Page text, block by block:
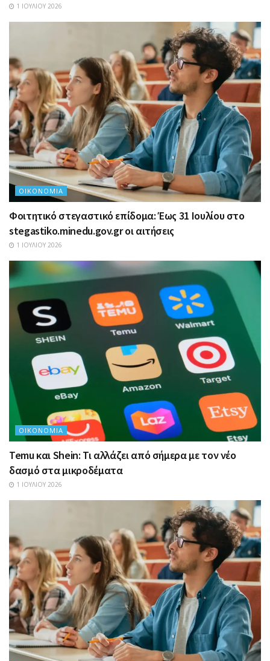
1 ΙΟΥΛΊΟΥ 2026
ΟΙΚΟΝΟΜΊΑ
Φοιτητικό στεγαστικό επίδομα: Έως 31 Ιουλίου στο
stegastiko.minedu.gov.gr οι αιτήσεις
1 ΙΟΥΛΊΟΥ 2026
ΟΙΚΟΝΟΜΊΑ
Temu και Shein: Τι αλλάζει από σήμερα με τον νέο
δασμό στα μικροδέματα
1 ΙΟΥΛΊΟΥ 2026